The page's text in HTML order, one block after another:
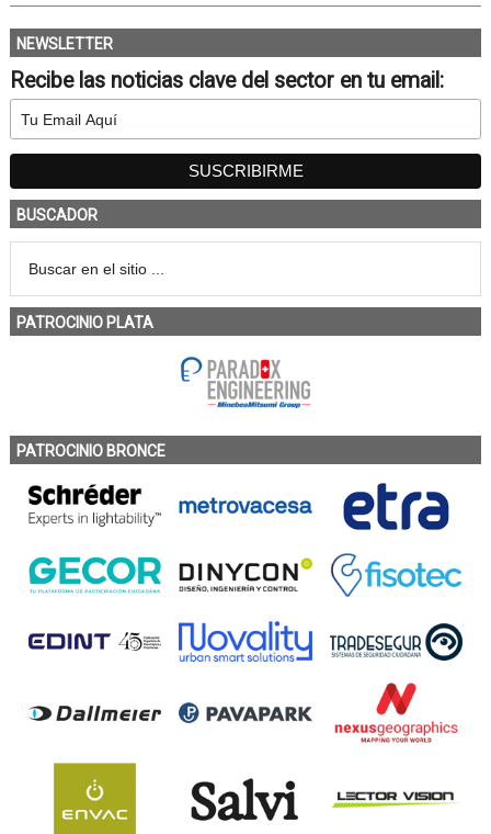
NEWSLETTER
Recibe las noticias clave del sector en tu email:
BUSCADOR
PATROCINIO PLATA
PATROCINIO BRONCE